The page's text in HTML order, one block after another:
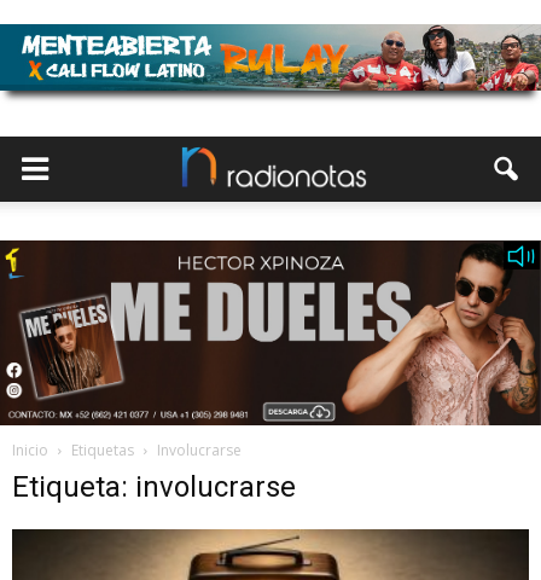
Inicio Etiquetas Involucrarse
Etiqueta: involucrarse